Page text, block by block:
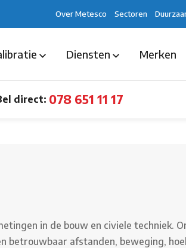
Over Metesco Sectoren
Diensten Merken
direct: 078 651 11 17
in de bouw en civiele techniek.
betrouwbaar afstanden, beweging,